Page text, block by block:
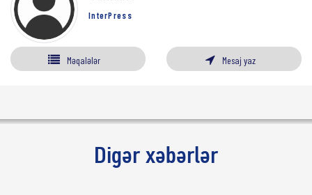
InterPress
Məqalələr Mesaj yaz
Digər xəbərlər